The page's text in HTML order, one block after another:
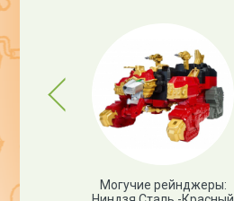
Previous
Deluxe
Могучие рейнджеры: